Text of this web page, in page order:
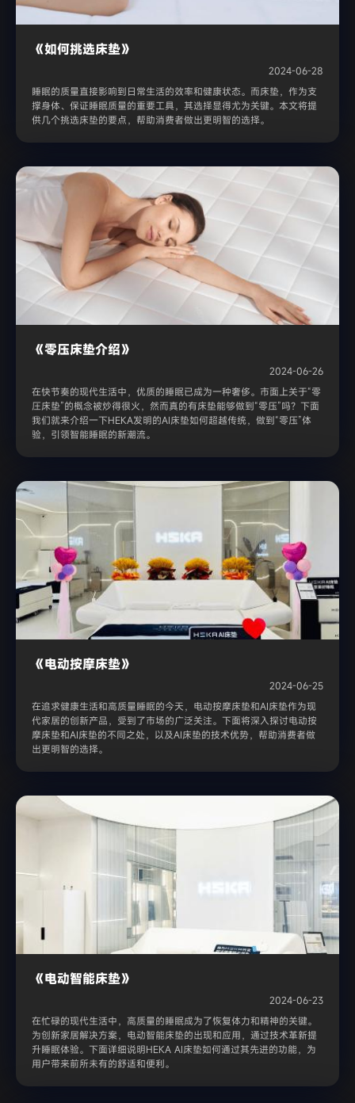
《如何挑选床垫》
2024-06-28
睡眠的质量直接影响到日常生活的效率和健康状态。而床垫，作为支
撑身体、保证睡眠质量的重要工具，其选择显得尤为关键。本文将提
供几个挑选床垫的要点，帮助消费者做出更明智的选择。
《零压床垫介绍》
2024-06-26
在快节奏的现代生活中，优质的睡眠已成为一种奢侈。市面上关于“零
圧床垫”的概念被炒得很火，然而真的有床垫能够做到“零压”吗？下面
我们就来介绍一下HEKA发明的AI床垫如何超越传统，做到“零压”体
验，引领智能睡眠的新潮流。
《电动按摩床垫》
2024-06-25
在追求健康生活和高质量睡眠的今天，电动按摩床垫和AI床垫作为现
代家居的创新产品，受到了市场的广泛关注。下面将深入探讨电动按
摩床垫和AI床垫的不同之处，以及AI床垫的技术优势，帮助消费者做
出更明智的选择。
《电动智能床垫》
2024-06-23
在忙碌的现代生活中，高质量的睡眠成为了恢复体力和精神的关键。
为创新家居解决方案，电动智能床垫的出现和应用，通过技术革新提
升睡眠体验。下面详细说明HEKA AI床垫如何通过其先进的功能，为
用户带来前所未有的舒适和便利。